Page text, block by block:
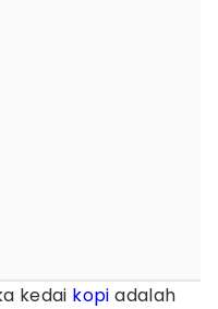
kedai kopi adalah